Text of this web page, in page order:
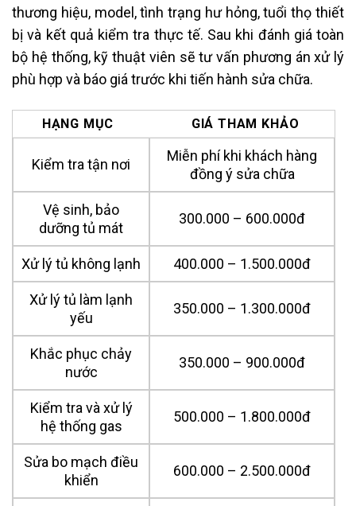
thương hiệu, model, tình trạng hư hỏng, tuổi thọ thiết
bị và kết quả kiểm tra thực tế. Sau khi đánh giá toàn
bộ hệ thống, kỹ thuật viên sẽ tư vấn phương án xử lý
phù hợp và báo giá trước khi tiến hành sửa chữa.
HẠNG MỤC GIÁ THAM KHẢO
Kiểm tra tận nơi
Miễn phí khi khách hàng
đồng ý sửa chữa
Vệ sinh, bảo
dưỡng tủ mát
300.000 – 600.000đ
Xử lý tủ không lạnh 400.000 – 1.500.000đ
Xử lý tủ làm lạnh
yếu
350.000 – 1.300.000đ
Khắc phục chảy
nước
350.000 – 900.000đ
Kiểm tra và xử lý
hệ thống gas
500.000 – 1.800.000đ
Sửa bo mạch điều
khiển
600.000 – 2.500.000đ